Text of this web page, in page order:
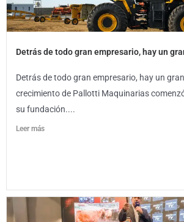
Detrás de todo gran empresario, hay un
Detrás de todo gran empresario, hay un
crecimiento de Pallotti Maquinarias
su fundación....
Leer más